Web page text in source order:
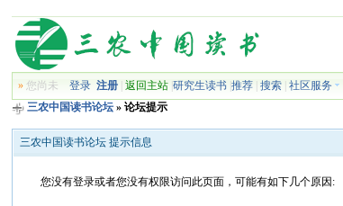
» 您尚未登录 注册 |返回主站 |研究生读书 |推荐 |搜索 |社区服务
三农中国读书论坛 » 论坛提示
三农中国读书论坛 提示信息
您没有登录或者您没有权限访问此页面，可能有如下几个原因: